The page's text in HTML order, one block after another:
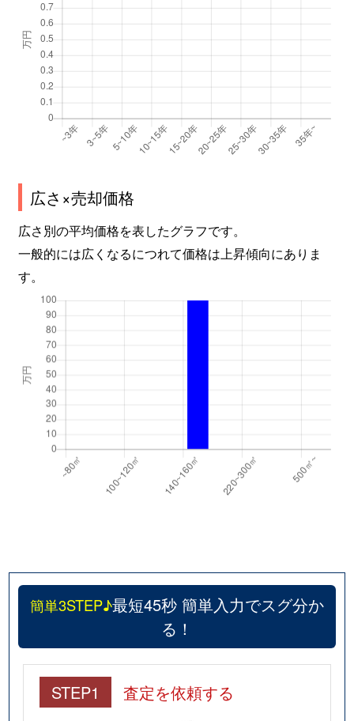
広さ×売却価格
広さ別の平均価格を表したグラフです。
一般的には広くなるにつれて価格は上昇傾向にありま
す。
簡単3STEP♪最短45秒 簡単入力でスグ分か
る！
STEP1 査定を依頼する